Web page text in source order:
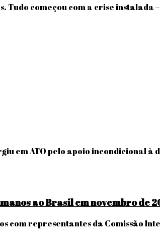
Tudo começou com a crise instalada
em ATO pelo apoio incondicional à
ao Brasil em novembro de
com representantes da Comissão